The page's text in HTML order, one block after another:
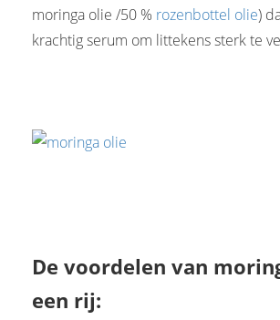
moringa olie /50 % rozenbottel olie)
krachtig serum om littekens sterk te
De voordelen van
een rij: